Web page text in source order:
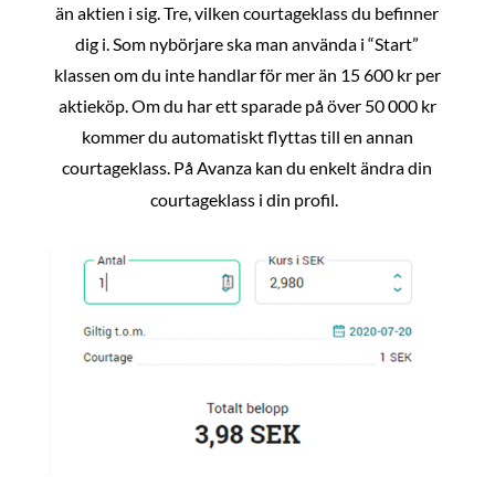
än aktien i sig. Tre, vilken courtageklass du befinner
dig i. Som nybörjare ska man använda i “Start”
klassen om du inte handlar för mer än 15 600 kr per
aktieköp. Om du har ett sparade på över 50 000 kr
kommer du automatiskt flyttas till en annan
courtageklass. På Avanza kan du enkelt ändra din
courtageklass i din profil.